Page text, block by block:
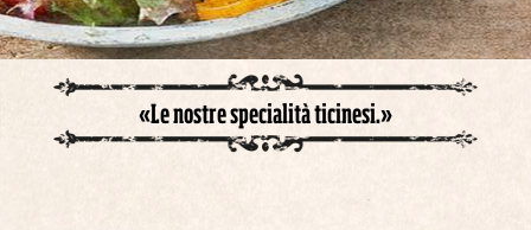
«Le nostre specialità ticinesi.»